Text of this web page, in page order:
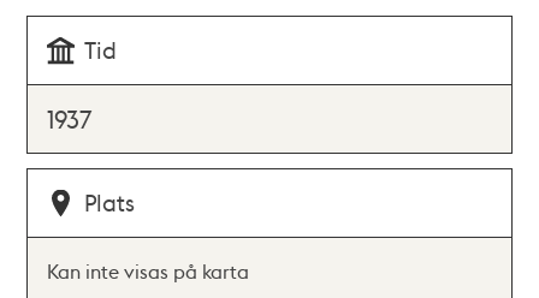
Tid
1937
Plats
Kan inte visas på karta